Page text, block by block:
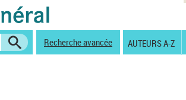
Recherche avancée AUTEURS A-Z